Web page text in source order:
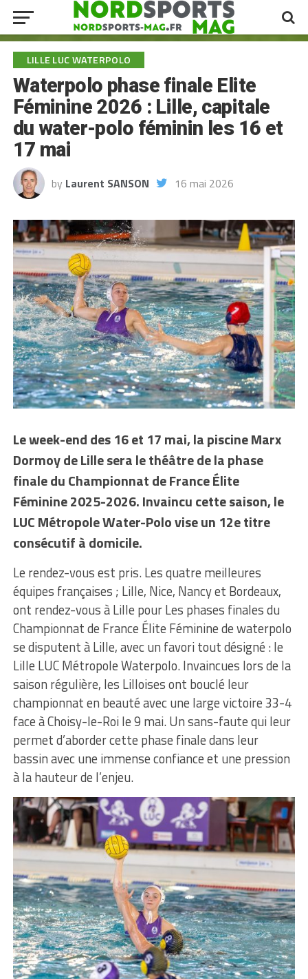
LILLE LUC WATERPOLO
Waterpolo phase finale Elite
Féminine 2026 : Lille, capitale
du water-polo féminin les 16 et
17 mai
by Laurent SANSON 16 mai 2026
Le week-end des 16 et 17 mai, la piscine Marx
Dormoy de Lille sera le théâtre de la phase
finale du Championnat de France Élite
Féminine 2025-2026. Invaincu cette saison, le
LUC Métropole Water-Polo vise un 12e titre
consécutif à domicile.
Le rendez-vous est pris. Les quatre meilleures
équipes françaises ; Lille, Nice, Nancy et Bordeaux,
ont rendez-vous à Lille pour Les phases finales du
Championnat de France Élite Féminine de waterpolo
se disputent à Lille, avec un favori tout désigné : le
Lille LUC Métropole Waterpolo. Invaincues lors de la
saison régulière, les Lilloises ont bouclé leur
championnat en beauté avec une large victoire 33-4
face à Choisy-le-Roi le 9 mai. Un sans-faute qui leur
permet d’aborder cette phase finale dans leur
bassin avec une immense confiance et une pression
à la hauteur de l’enjeu.